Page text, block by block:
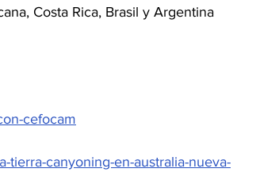
Costa Rica, Brasil y Argentina
cefocam
tierra-canyoning-en-australia-nueva-